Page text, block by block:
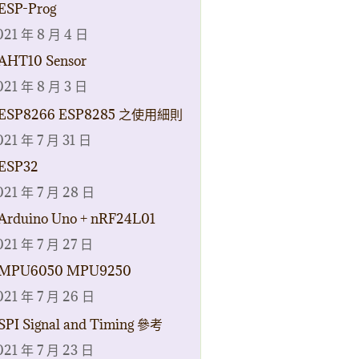
Prog
年 8 月 4 日
Sensor
年 8 月 3 日
ESP8285 之使用細則
年 7 月 31 日
年 7 月 28 日
Uno + nRF24L01
年 7 月 27 日
MPU9250
年 7 月 26 日
Signal and Timing 參考
年 7 月 23 日